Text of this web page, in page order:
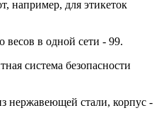
например, для этикеток
весов в одной сети - 99.
система безопасности
нержавеющей стали, корпус -